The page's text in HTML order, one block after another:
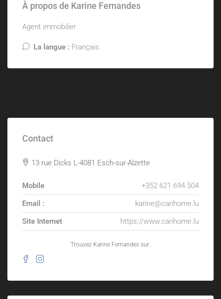
À propos de Karine Fernandes
Agent immobilier
La langue : Français
Contact
13 rue Dicks L-4081 Esch-sur-Alzette
Mobile
+352 621 694 504
Email :
karine@carihome.lu
Site Internet
https://www.carihome.lu
Trouvez Karine Fernandes sur: